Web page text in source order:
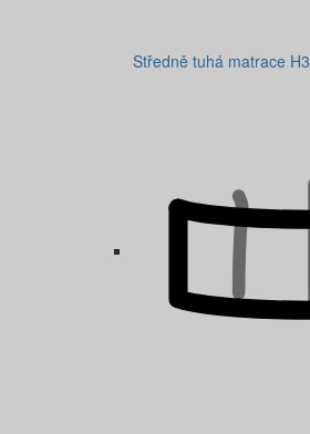
Středně tuhá matrace H3